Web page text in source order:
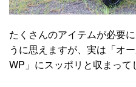
たくさんのアイテムが必要
うに思えますが、実は「オ
WP」にスッポリと収まって